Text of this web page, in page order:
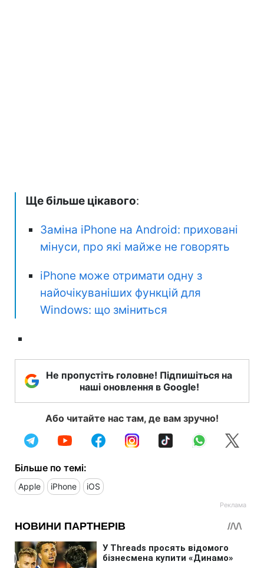
Ще більше цікавого:
Заміна iPhone на Android: приховані
мінуси, про які майже не говорять
iPhone може отримати одну з
найочікуваніших функцій для
Windows: що зміниться
Не пропустіть головне! Підпишіться на
наші оновлення в Google!
Або читайте нас там, де вам зручно!
Більше по темі:
Apple iPhone iOS